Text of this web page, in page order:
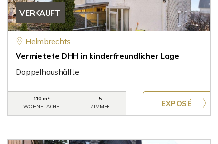
VERKAUFT
Helmbrechts
Vermietete DHH in kinderfreundlicher Lage
Doppelhaushälfte
110 m²
WOHNFLÄCHE
5
ZIMMER